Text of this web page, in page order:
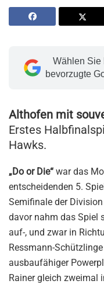
Wählen Sie
bevorzugte
Althofen mit
Erstes
Hawks.
„Do or Die“ war das
entscheidenden 5.
Semifinale der
davor nahm das Spiel
auf-, und zwar in
Ressmann-
ausbaufähiger
Rainer gleich zweimal